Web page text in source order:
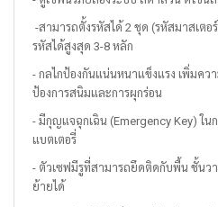
-สามารถตั้งรหัสได้ 2 ชุด (รหัสมาสเตอ
รหัสได้สูงสุด 3-8 หลัก
- กลไกป้องกันแน่นหนาแข็งแรง เพิ่มค
ป้องการสนิมและการผุกร่อน
- มีกุญแจฉุกเฉิน (Emergency Key) ใ
แบตเตอรี่
- ตัวเซฟมีรูที่สามารถยึดติดกับพื้น ชั้นวา
ย้ายได้